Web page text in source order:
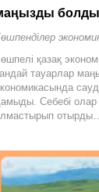
қазақ
тауарлар
Себебі олар